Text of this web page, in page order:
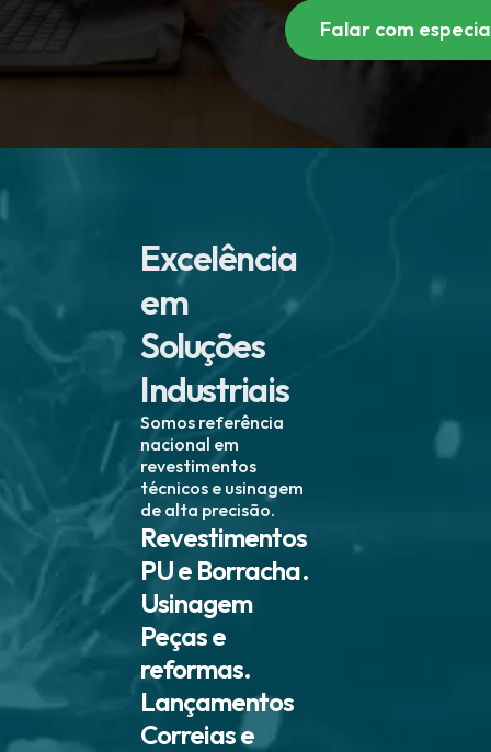
Falar com
Excelência
em
Soluções
Industriais
Somos referência
nacional em
revestimentos
técnicos e usinagem
de alta precisão.
Revestimentos
PU e Borracha.
Usinagem
Peças e
reformas.
Lançamentos
Correias e